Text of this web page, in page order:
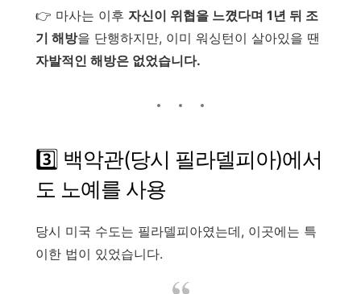
👉 마사는 이후 자신이 위협을 느꼈다며 1년 뒤 조
기 해방을 단행하지만, 이미 워싱턴이 살아있을 땐
자발적인 해방은 없었습니다.
3️⃣ 백악관(당시 필라델피아)에서
도 노예를 사용
당시 미국 수도는 필라델피아였는데, 이곳에는 특
이한 법이 있었습니다.